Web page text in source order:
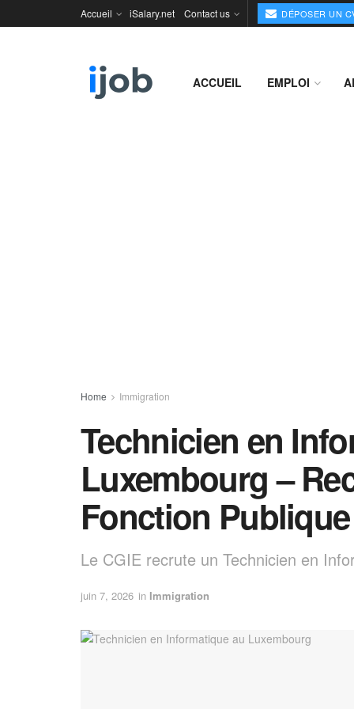
Accueil iSalary.net Contact us DÉPOSER UN
ACCUEIL EMPLOI
Home Immigration
Technicien en
Luxembourg –
Fonction
Le CGIE recrute un Technicien en
juin 7, 2026 in Immigration